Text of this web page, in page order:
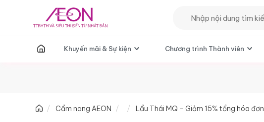
T Khuyến mãi & Sự kiện Chương trình Thành viên
Cẩm nang AEON Lẩu Thái MQ – Giảm 15% tổng hóa đơn